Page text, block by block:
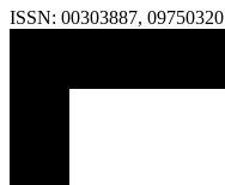
ISSN: 00303887, 09750320